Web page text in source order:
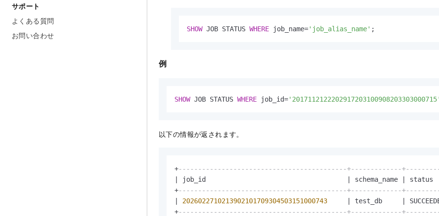
サポート
よくある質問
お問い合わせ
SHOW JOB STATUS WHERE job_name='job_alias_name' ;
例
SHOW JOB STATUS WHERE job_id=
以下の情報が返されます。
+-------------------------------------------+-------------
job_id schema_name
+-------------------------------------------+-------------
2026022710213902101709304503151000743 test_db
+-------------------------------------------+-------------